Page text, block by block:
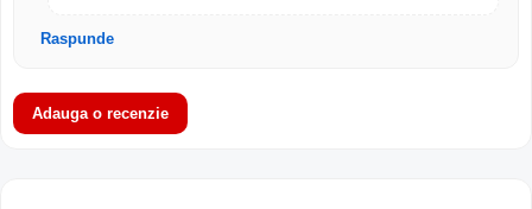
Raspunde
Adauga o recenzie